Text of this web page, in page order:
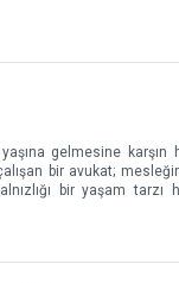
yaşına gelmesine
bir avukat;
bir yaşam